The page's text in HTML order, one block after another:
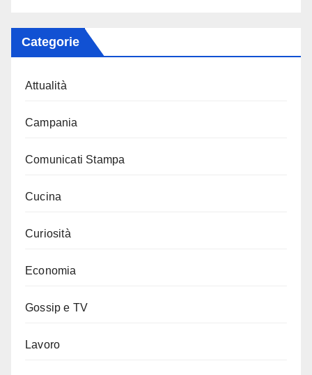
Categorie
Attualità
Campania
Comunicati Stampa
Cucina
Curiosità
Economia
Gossip e TV
Lavoro